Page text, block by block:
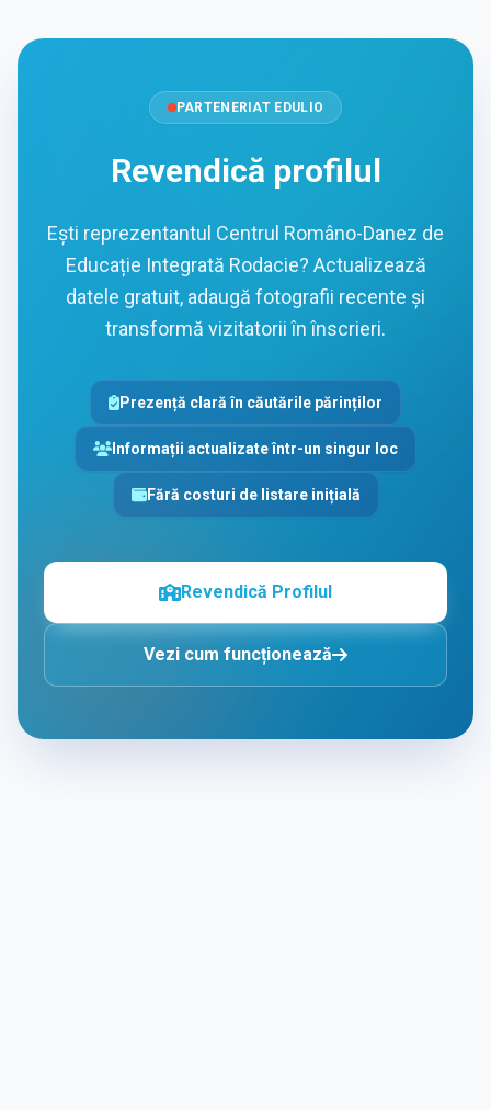
PARTENERIAT EDULIO
Revendică profilul
Ești reprezentantul Centrul Româno-Danez de
Educație Integrată Rodacie? Actualizează
datele gratuit, adaugă fotografii recente și
transformă vizitatorii în înscrieri.
Prezență clară în căutările părinților
Informații actualizate într-un singur loc
Fără costuri de listare inițială
Revendică Profilul
Vezi cum funcționează